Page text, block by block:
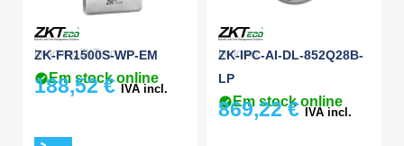
Leitores,ZKTeco
ZK-FR1500S-WP-EM
Em stock online
188,52€ IVA incl.
Leitores
ZK-IPC-AI-DL-852Q28B-
LP
Em stock online
869,22€ IVA incl.